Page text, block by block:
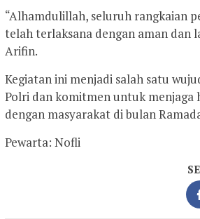
“Alhamdulillah, seluruh rangkaian
telah terlaksana dengan aman dan
Arifin.
Kegiatan ini menjadi salah satu
Polri dan komitmen untuk menjaga
dengan masyarakat di bulan
Pewarta: Nofli